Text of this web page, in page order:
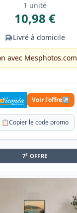
1 unité
10,98 €
Livré à domicile
avec Mesphotos.com
Voir l'offre↗
📋Copier le code promo
7E OFFRE